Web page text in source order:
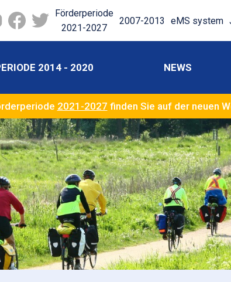
Förderperiode
2021-2027
2007-2013 eMS system
2014 - 2020 NEWS
2021-2027 finden Sie auf der neuen